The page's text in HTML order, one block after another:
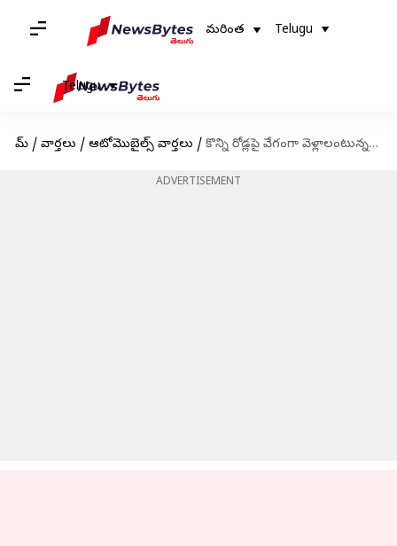
మరింత Telugu
Telugu
హోమ్ / వార్తలు / ఆటోమొబైల్స్ వార్తలు / కొన్ని రోడ్లపై వేగంగా వెళ్లాలంటున్న కేంద్ర ప్రభుత్వం
ADVERTISEMENT